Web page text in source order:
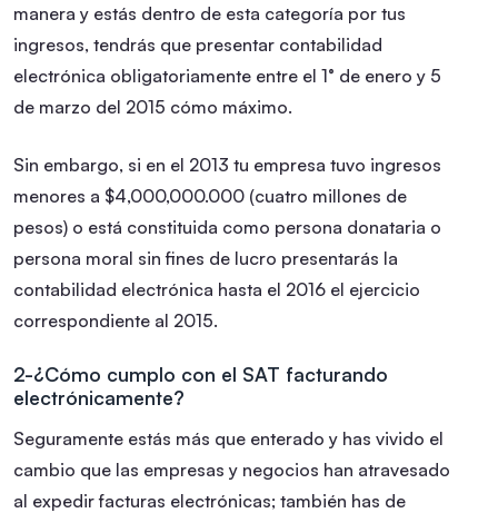
manera y estás dentro de esta categoría por tus
ingresos, tendrás que presentar contabilidad
electrónica obligatoriamente entre el 1° de enero y 5
de marzo del 2015 cómo máximo.
Sin embargo, si en el 2013 tu empresa tuvo ingresos
menores a $4,000,000.000 (cuatro millones de
pesos) o está constituida como persona donataria o
persona moral sin fines de lucro presentarás la
contabilidad electrónica hasta el 2016 el ejercicio
correspondiente al 2015.
2-¿Cómo cumplo con el SAT facturando
electrónicamente?
Seguramente estás más que enterado y has vivido el
cambio que las empresas y negocios han atravesado
al expedir facturas electrónicas; también has de